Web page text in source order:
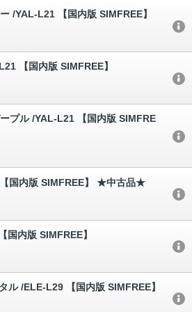
/YAL-L21 【国内版 SIMFREE】
【国内版 SIMFREE】
プル /YAL-L21 【国内版 SIMFRE
国内版 SIMFREE】 ★中古品★
国内版 SIMFREE】
ル /ELE-L29 【国内版 SIMFREE】